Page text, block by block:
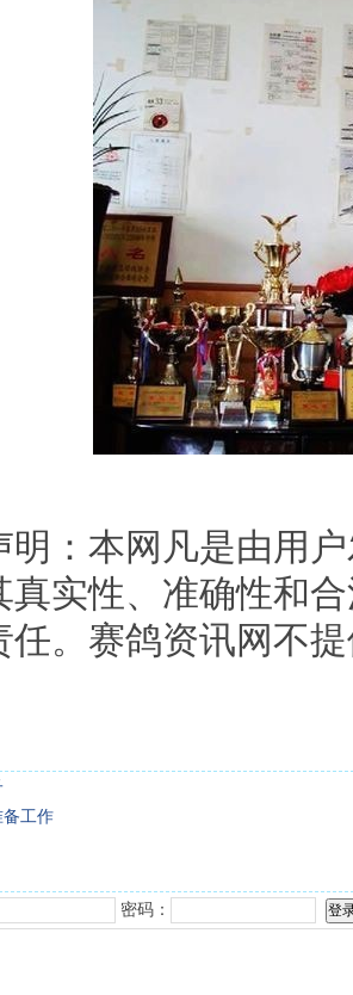
明：本网凡是由用
真实性、准确性和
任。赛鸽资讯网不
工作
密码：